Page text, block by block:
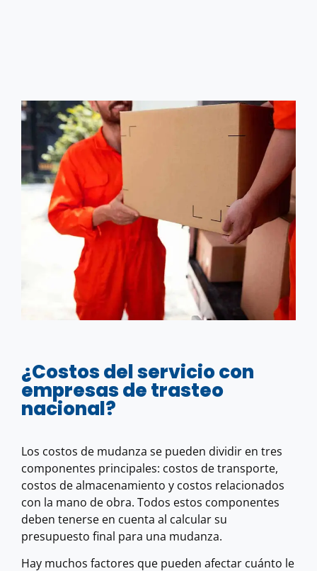
¿Costos del servicio con
empresas de trasteo
nacional?
Los costos de mudanza se pueden dividir en tres
componentes principales: costos de transporte,
costos de almacenamiento y costos relacionados
con la mano de obra. Todos estos componentes
deben tenerse en cuenta al calcular su
presupuesto final para una mudanza.
Hay muchos factores que pueden afectar cuánto le